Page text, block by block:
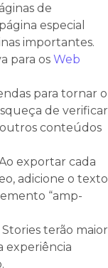
de
especial
importantes.
para os Web
para tornar o
de verificar
conteúdos
exportar cada
adicione o texto
“amp-
Stories terão maior
experiência